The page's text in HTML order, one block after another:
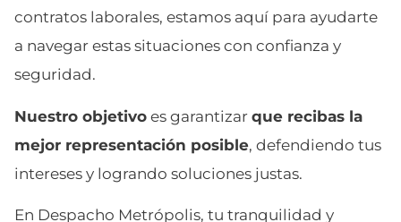
contratos laborales, estamos aquí para ayudarte
a navegar estas situaciones con confianza y
seguridad.
Nuestro objetivo es garantizar que recibas la
mejor representación posible, defendiendo tus
intereses y logrando soluciones justas.
En Despacho Metrópolis, tu tranquilidad y